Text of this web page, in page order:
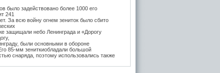
было задействовано более 1000 его
241
За всю войну огнем зениток было сбито
защищали небо Ленинграда и «Дорогу
были основными в обороне
85-мм зениткиобладали большой
снаряда, поэтому использовались также
на прямую наводку для борьбы с тяжёлыми